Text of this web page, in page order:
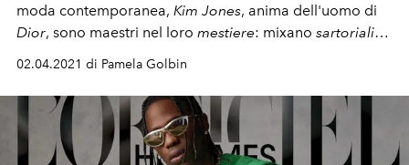
moda contemporanea, Kim Jones, anima dell'uomo di
Dior, sono maestri nel loro mestiere: mixano sartorialità
02.04.2021 di Pamela Golbin